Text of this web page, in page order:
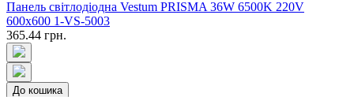
Панель світлодіодна Vestum PRISMA 36W 6500K 220V
600x600 1-VS-5003
365.44 грн.
До кошика